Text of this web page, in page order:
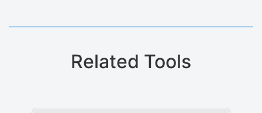
Related Tools